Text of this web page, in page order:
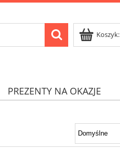
Koszyk:
PREZENTY NA OKAZJE